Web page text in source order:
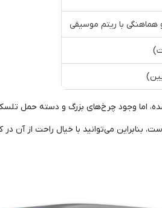
اما وجود چرخ‌های بزرگ و دسته حمل
می‌توانید با خیال راحت از آن در